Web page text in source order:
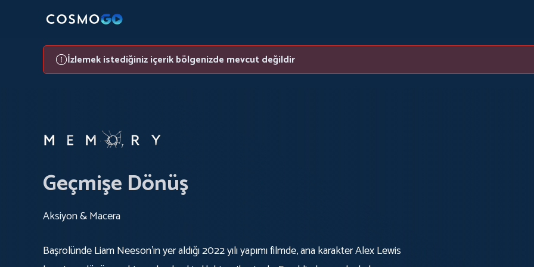
İzlemek istediğiniz içerik bölgenizde mevcut değildir
Geçmişe Dönüş
Aksiyon & Macera
Başrolünde Liam Neeson’ın yer aldığı 2022 yılı yapımı filmde, ana karakter Alex Lewis